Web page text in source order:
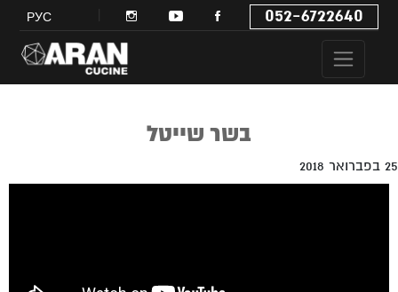
РУС 052-6722640
בשר שייטל
25 בפברואר 2018